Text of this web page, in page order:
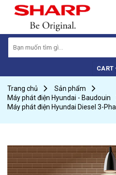
Skip
for:
CART
Trang chủ
Sản phẩm
Máy phát điện Hyundai - Baudouin
Máy phát điện Hyundai Diesel 3-Pha